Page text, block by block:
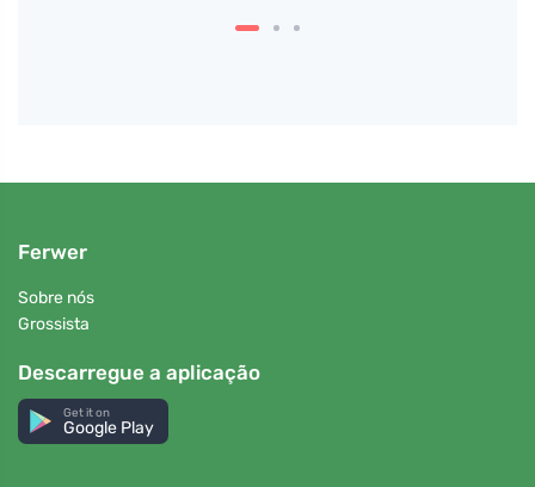
Ferwer
Sobre nós
Grossista
Descarregue a aplicação
Get it on
Google Play